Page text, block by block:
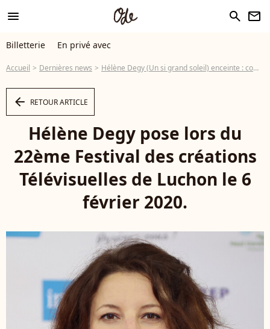
menu search newsletter
Billetterie En privé avec
Accueil Dernières news Hélène Degy (Un si grand soleil) enceinte : comment son mari, aussi acteur, a apaisé ses angoisses
arrow_left RETOUR ARTICLE
Hélène Degy pose lors du
22ème Festival des créations
Télévisuelles de Luchon le 6
février 2020.